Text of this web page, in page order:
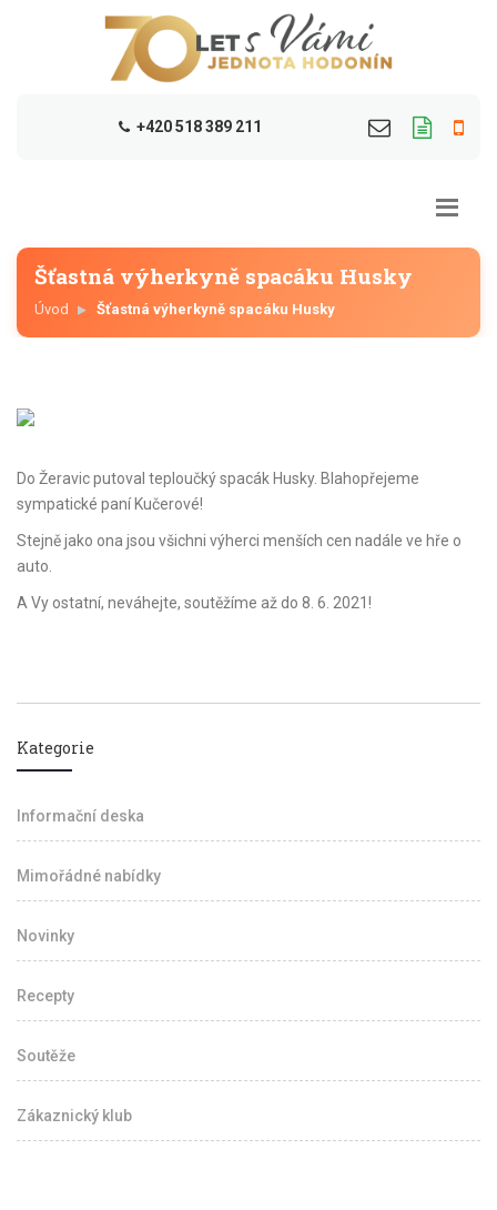
+420 518 389 211
Šťastná výherkyně spacáku Husky
Úvod Šťastná výherkyně spacáku Husky
Do Žeravic putoval teploučký spacák Husky. Blahopřejeme
sympatické paní Kučerové!
Stejně jako ona jsou všichni výherci menších cen nadále ve hře o
auto.
A Vy ostatní, neváhejte, soutěžíme až do 8. 6. 2021!
Kategorie
Informační deska
Mimořádné nabídky
Novinky
Recepty
Soutěže
Zákaznický klub